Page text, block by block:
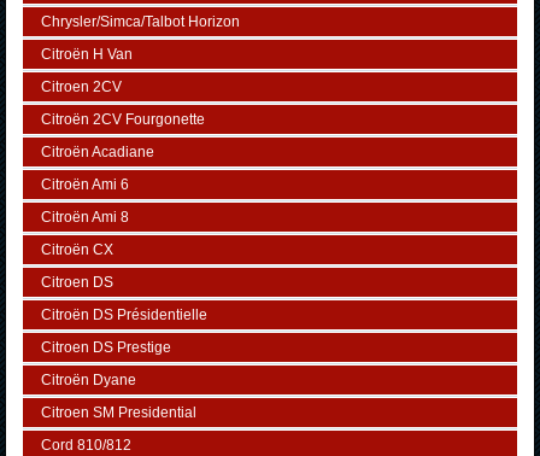
Chrysler/Simca/Talbot Horizon
Citroën H Van
Citroen 2CV
Citroën 2CV Fourgonette
Citroën Acadiane
Citroën Ami 6
Citroën Ami 8
Citroën CX
Citroen DS
Citroën DS Présidentielle
Citroen DS Prestige
Citroën Dyane
Citroen SM Presidential
Cord 810/812